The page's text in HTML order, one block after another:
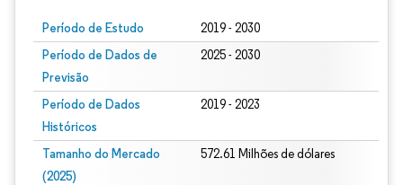
Período de Estudo 2019 - 2030
Período de Dados de
Previsão
2025 - 2030
Período de Dados
Históricos
2019 - 2023
Tamanho do Mercado
(2025)
572.61 Milhões de dólares